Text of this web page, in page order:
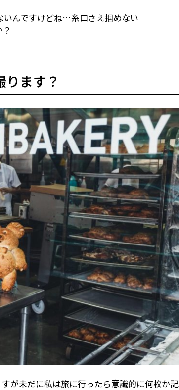
んですけどね…糸口さえ掴めない
ます？
が未だに私は旅に行ったら意識的に何枚か記